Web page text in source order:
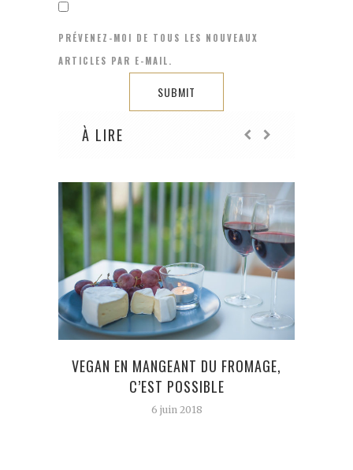
PRÉVENEZ-MOI DE TOUS LES NOUVEAUX
ARTICLES PAR E-MAIL.
À LIRE
VEGAN EN MANGEANT DU FROMAGE,
C’EST POSSIBLE
6 juin 2018